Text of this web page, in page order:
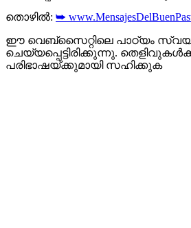
തൊഴിൽ: ➥
ഈ വെബ്സൈറ്റിലെ പാഠ്യം
ചെയ്യപ്പെട്ടിരിക്കുന്നു.
പരിഭാഷയ്ക്കുമായി സഹിക്കുക